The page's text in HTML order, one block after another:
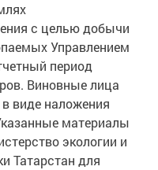
с целью добычи
Управлением
период
Виновные лица
виде наложения
материалы
экологии и
Татарстан для